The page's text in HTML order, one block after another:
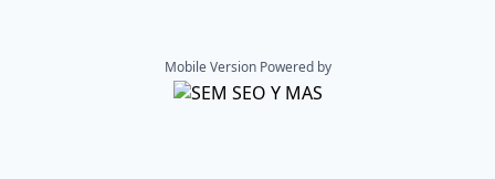
Mobile Version Powered by